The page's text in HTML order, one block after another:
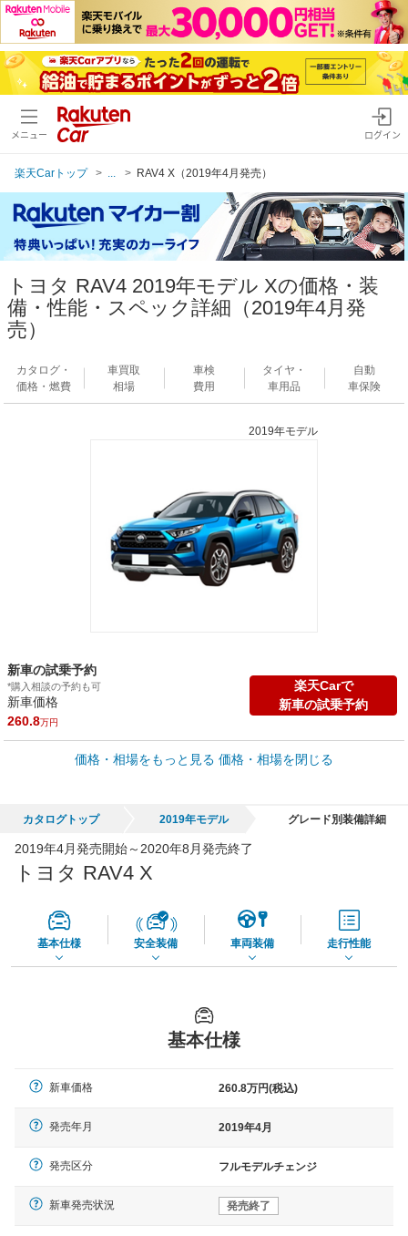
メニュー ログイン
楽天Carトップ RAV4 X（2019年4月発売）
トヨタ RAV4 2019年モデル Xの価格・装
備・性能・スペック詳細（2019年4月発
売）
カタログ・
価格・燃費
車買取
相場
車検
費用
タイヤ・
車用品
自動
車保険
2019年モデル
新車の試乗予約
*購入相談の予約も可
新車価格
260.8万円
楽天Carで
新車の試乗予約
車買取価格 *
車買取相場
65,050円
価格・相場をもっと見る 価格・相場を閉じる
カタログトップ 2019年モデル グレード別装備詳細
2019年4月発売開始～2020年8月発売終了
トヨタ RAV4 X
基本仕様 安全装備 車両装備 走行性能
基本仕様
新車価格 260.8万円(税込)
発売年月 2019年4月
発売区分 フルモデルチェンジ
新車発売状況 発売終了